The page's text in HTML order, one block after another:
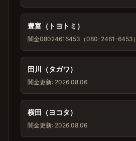
豊富（トヨトミ）
闇金08024616453（080-2461-6453）
田川（タガワ）
闇金更新: 2026.08.06
横田（ヨコタ）
闇金更新: 2026.08.06